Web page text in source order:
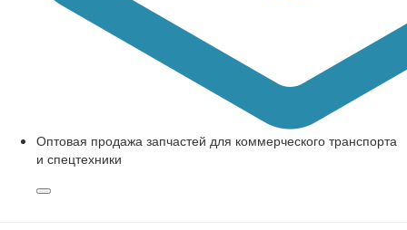
Оптовая продажа запчастей для коммерческого транспорта
и спецтехники